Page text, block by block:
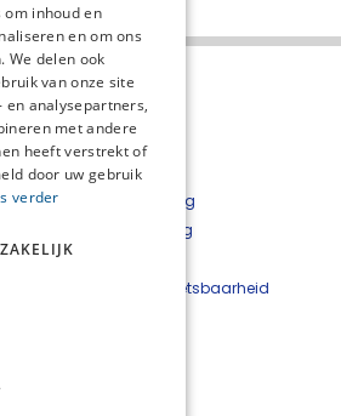
Privacyverklaring
Cookieverklaring
Disclaimer
Beveiligingskwetsbaarheid
Alberto
om inhoud en
en om ons
We delen ook
van onze site
analysepartners,
met andere
heeft verstrekt of
door uw gebruik
verder